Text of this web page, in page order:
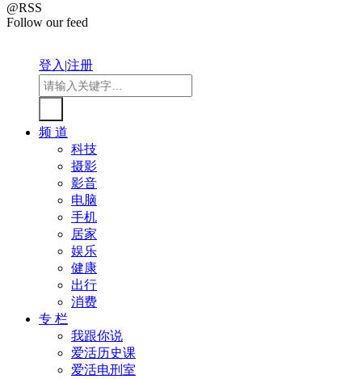
@RSS
Follow our feed
登入|注册
频 道
科技
摄影
影音
电脑
手机
居家
娱乐
健康
出行
消费
专 栏
我跟你说
爱活历史课
爱活电刑室